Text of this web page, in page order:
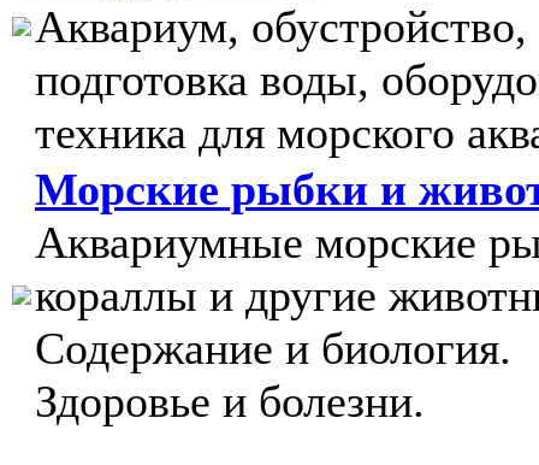
Аквариум, обустройство,
подготовка воды,
техника для морского
Морские рыбки и
Аквариумные морские
кораллы и другие
Содержание и биология.
Здоровье и болезни.